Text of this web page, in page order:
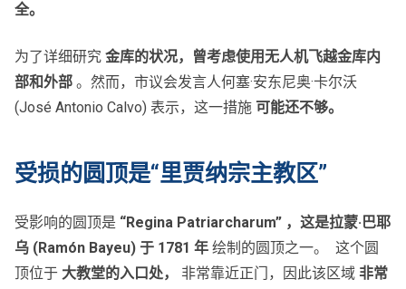
全。
为了详细研究 金库的状况，曾考虑使用无人机飞越金库内
部和外部 。然而，市议会发言人何塞·安东尼奥·卡尔沃
(José Antonio Calvo) 表示，这一措施 可能还不够。
受损的圆顶是“里贾纳宗主教区”
受影响的圆顶是 “Regina Patriarcharum” ，这是拉蒙·巴耶
乌 (Ramón Bayeu) 于 1781 年 绘制的圆顶之一。 这个圆
顶位于 大教堂的入口处， 非常靠近正门，因此该区域 非常